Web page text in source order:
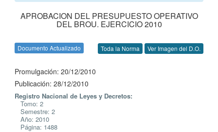
APROBACION DEL PRESUPUESTO OPERATIVO
DEL BROU. EJERCICIO 2010
Documento Actualizado Toda la Norma Ver Imagen del D.O.
Promulgación: 20/12/2010
Publicación: 28/12/2010
Registro Nacional de Leyes y Decretos:
Tomo: 2
Semestre: 2
Año: 2010
Página: 1488